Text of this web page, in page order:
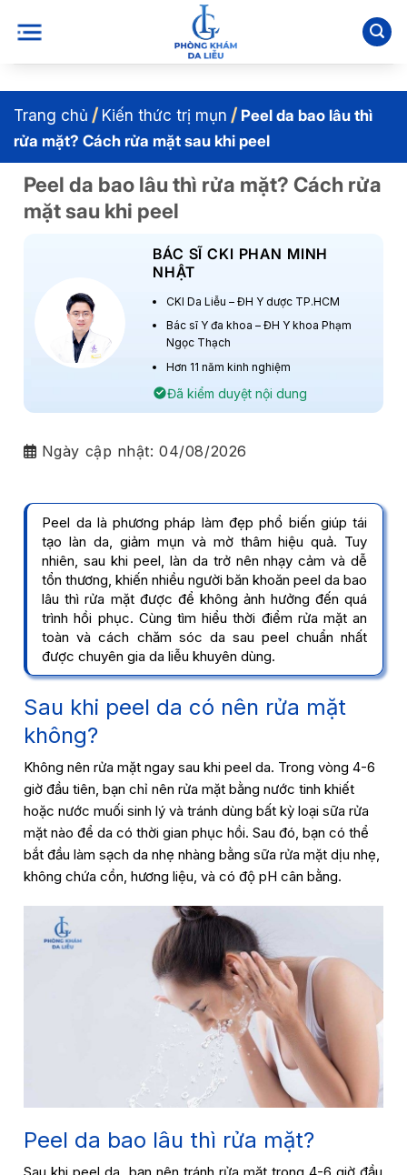
qua
Trang chủ / Kiến thức trị mụn / Peel da bao lâu thì
rửa mặt? Cách rửa mặt sau khi peel
Peel da bao lâu thì rửa mặt? Cách rửa
mặt sau khi peel
BÁC SĨ CKI PHAN MINH
NHẬT
CKI Da Liễu – ĐH Y dược TP.HCM
Bác sĩ Y đa khoa – ĐH Y khoa Phạm
Ngọc Thạch
Hơn 11 năm kinh nghiệm
Đã kiểm duyệt nội dung
Ngày cập nhật:04/08/2026
Peel da là phương pháp làm đẹp phổ biến giúp tái
tạo làn da, giảm mụn và mờ thâm hiệu quả. Tuy
nhiên, sau khi peel, làn da trở nên nhạy cảm và dễ
tổn thương, khiến nhiều người băn khoăn peel da bao
lâu thì rửa mặt được để không ảnh hưởng đến quá
trình hồi phục. Cùng tìm hiểu thời điểm rửa mặt an
toàn và cách chăm sóc da sau peel chuẩn nhất
được chuyên gia da liễu khuyên dùng.
Sau khi peel da có nên rửa mặt
không?
Không nên rửa mặt ngay sau khi peel da. Trong vòng 4-6
giờ đầu tiên, bạn chỉ nên rửa mặt bằng nước tinh khiết
hoặc nước muối sinh lý và tránh dùng bất kỳ loại sữa rửa
mặt nào để da có thời gian phục hồi. Sau đó, bạn có thể
bắt đầu làm sạch da nhẹ nhàng bằng sữa rửa mặt dịu nhẹ,
không chứa cồn, hương liệu, và có độ pH cân bằng.
Peel da bao lâu thì rửa mặt?
Sau khi peel da, bạn nên tránh rửa mặt trong 4-6 giờ đầu